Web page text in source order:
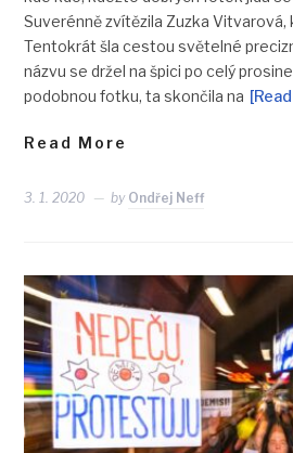
Suverénně zvítězila Zuzka Vitvarová,
Tentokrát šla cestou světelné
názvu se držel na špici po celý
podobnou fotku, ta skončila na
Read More
3. 1. 2020 by Ondřej Neff